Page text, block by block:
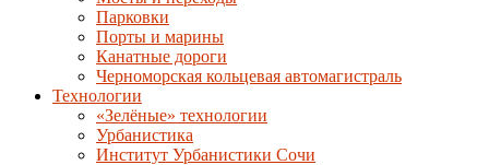
Парковки
Порты и марины
Канатные дороги
Черноморская кольцевая автомагистраль
Технологии
«Зелёные» технологии
Урбанистика
Институт Урбанистики Сочи